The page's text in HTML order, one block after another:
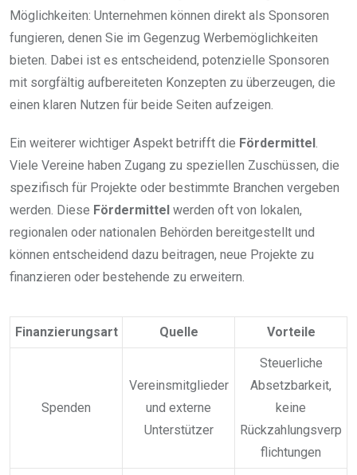
Möglichkeiten: Unternehmen können direkt als Sponsoren
fungieren, denen Sie im Gegenzug Werbemöglichkeiten
bieten. Dabei ist es entscheidend, potenzielle Sponsoren
mit sorgfältig aufbereiteten Konzepten zu überzeugen, die
einen klaren Nutzen für beide Seiten aufzeigen.
Ein weiterer wichtiger Aspekt betrifft die Fördermittel .
Viele Vereine haben Zugang zu speziellen Zuschüssen, die
spezifisch für Projekte oder bestimmte Branchen vergeben
werden. Diese Fördermittel werden oft von lokalen,
regionalen oder nationalen Behörden bereitgestellt und
können entscheidend dazu beitragen, neue Projekte zu
finanzieren oder bestehende zu erweitern.
Finanzierungsart Quelle Vorteile
Spenden
Vereinsmitglieder
und externe
Unterstützer
Steuerliche
Absetzbarkeit,
keine
Rückzahlungsverp
flichtungen